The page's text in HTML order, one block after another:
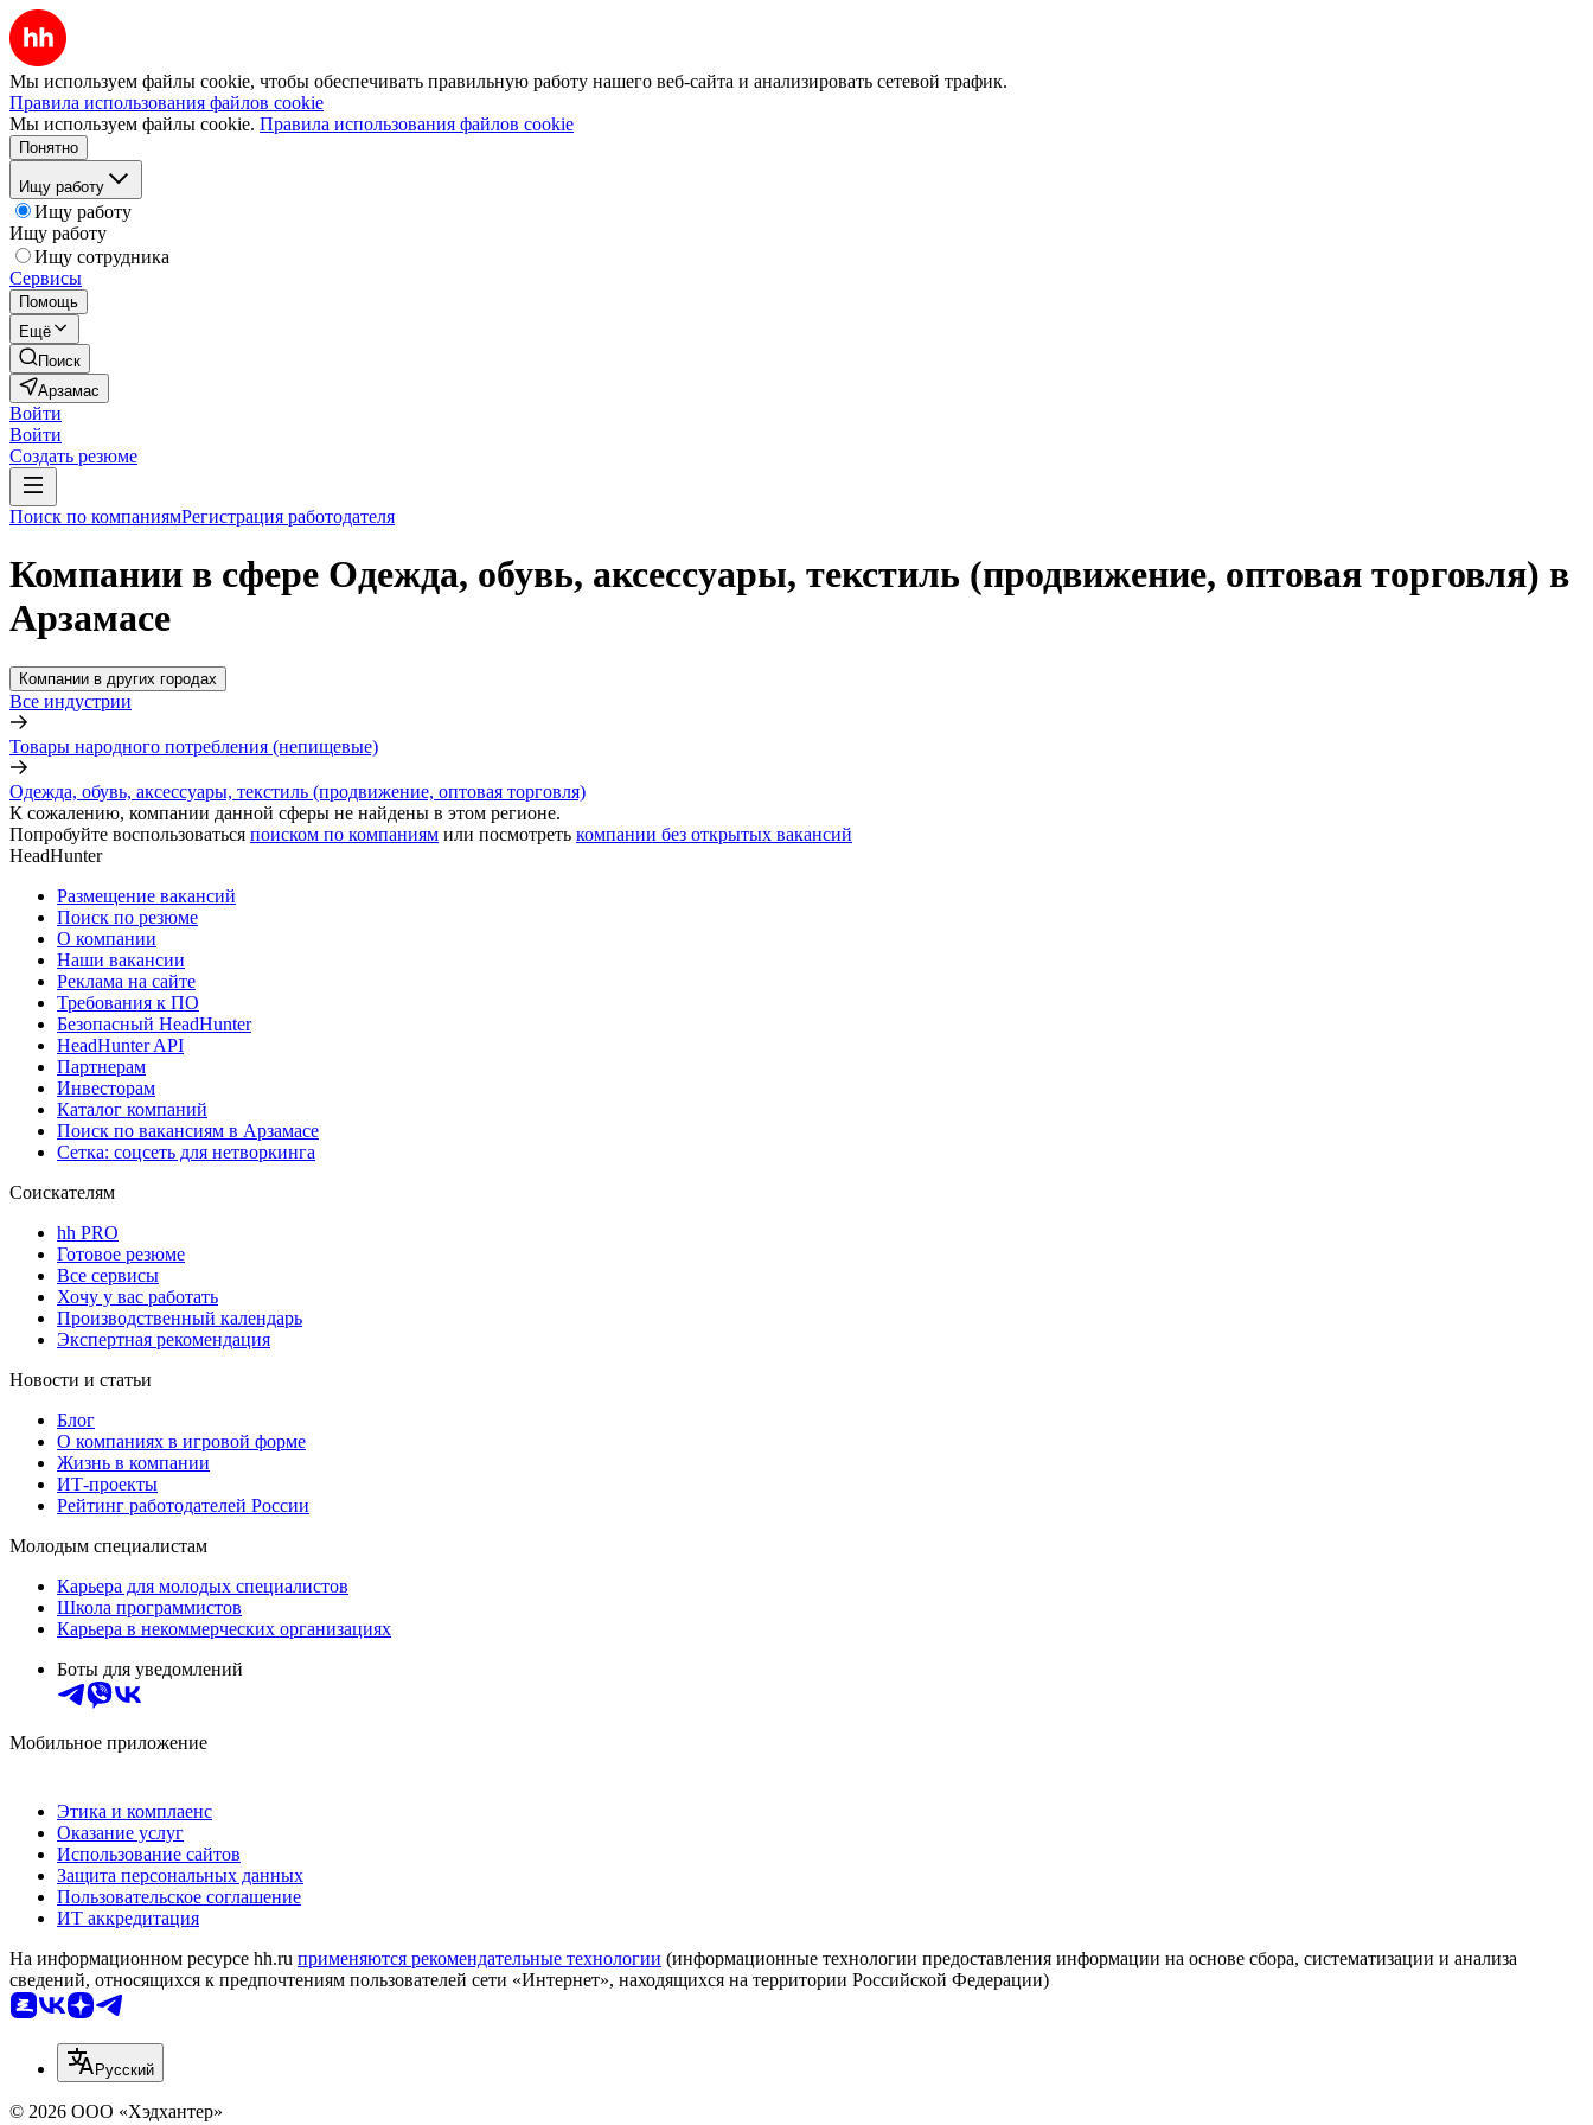
Мы используем файлы cookie, чтобы обеспечивать правильную работу нашего веб-сайта и анализировать сетевой трафик.
Правила использования файлов cookie
Мы используем файлы cookie. Правила использования файлов cookie
Понятно
Ищу работу
Ищу работу
Ищу работу
Ищу сотрудника
Сервисы
Помощь
Ещё
Поиск
Арзамас
Войти
Войти
Создать резюме
Поиск по компаниямРегистрация работодателя
Компании в сфере Одежда, обувь, аксессуары, текстиль (продвижение, оптовая торговля) в
Арзамасе
Компании в других городах
Все индустрии
Товары народного потребления (непищевые)
Одежда, обувь, аксессуары, текстиль (продвижение, оптовая торговля)
К сожалению, компании данной сферы не найдены в этом регионе.
Попробуйте воспользоваться поиском по компаниям или посмотреть компании без открытых вакансий
HeadHunter
Размещение вакансий
Поиск по резюме
О компании
Наши вакансии
Реклама на сайте
Требования к ПО
Безопасный HeadHunter
HeadHunter API
Партнерам
Инвесторам
Каталог компаний
Поиск по вакансиям в Арзамасе
Сетка: соцсеть для нетворкинга
Соискателям
hh PRO
Готовое резюме
Все сервисы
Хочу у вас работать
Производственный календарь
Экспертная рекомендация
Новости и статьи
Блог
О компаниях в игровой форме
Жизнь в компании
ИТ-проекты
Рейтинг работодателей России
Молодым специалистам
Карьера для молодых специалистов
Школа программистов
Карьера в некоммерческих организациях
Боты для уведомлений
Мобильное приложение
Этика и комплаенс
Оказание услуг
Использование сайтов
Защита персональных данных
Пользовательское соглашение
ИТ аккредитация
На информационном ресурсе hh.ru применяются рекомендательные технологии (информационные технологии предоставления информации на основе сбора, систематизации и анализа
сведений, относящихся к предпочтениям пользователей сети «Интернет», находящихся на территории Российской Федерации)
Русский
© 2026 ООО «Хэдхантер»